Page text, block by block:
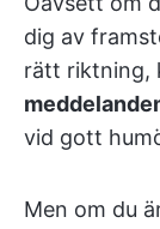
dig av
rätt riktning,
vid gott
Men om du